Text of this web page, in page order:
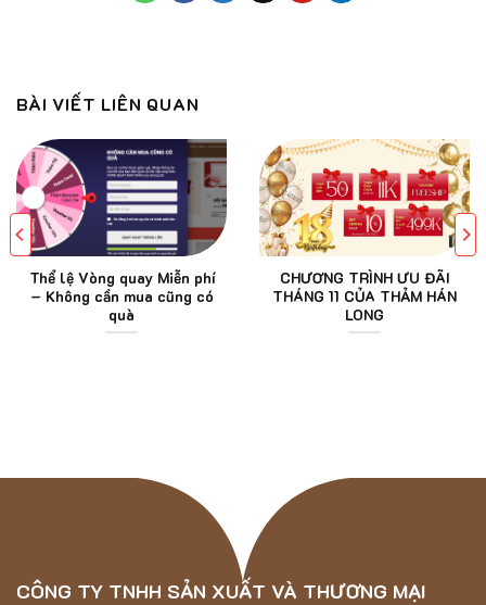
BÀI VIẾT LIÊN QUAN
Thể lệ Vòng quay Miễn phí
– Không cần mua cũng có
quà
CHƯƠNG TRÌNH ƯU ĐÃI
THÁNG 11 CỦA THẢM HÁN
LONG
CÔNG TY TNHH SẢN XUẤT VÀ THƯƠNG MẠI